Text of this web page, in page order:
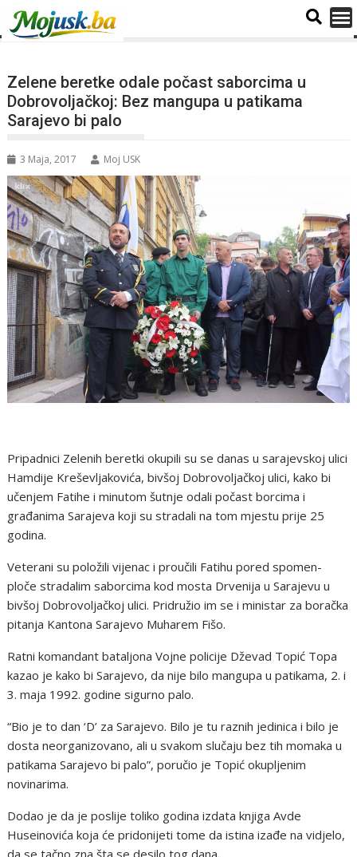
Zelene beretke odale počast saborcima u
Dobrovoljačkoj: Bez mangupa u patikama
Sarajevo bi palo
3 Maja, 2017 Moj USK
Pripadnici Zelenih beretki okupili su se danas u sarajevskoj ulici
Hamdije Kreševljakovića, bivšoj Dobrovoljačkoj ulici, kako bi
učenjem Fatihe i minutom šutnje odali počast borcima i
građanima Sarajeva koji su stradali na tom mjestu prije 25
godina.
Veterani su položili vijenac i proučili Fatihu pored spomen-
ploče stradalim saborcima kod mosta Drvenija u Sarajevu u
bivšoj Dobrovoljačkoj ulici. Pridružio im se i ministar za boračka
pitanja Kantona Sarajevo Muharem Fišo.
Ratni komandant bataljona Vojne policije Dževad Topić Topa
kazao je kako bi Sarajevo, da nije bilo mangupa u patikama, 2. i
3. maja 1992. godine sigurno palo.
“Bio je to dan ‘D’ za Sarajevo. Bilo je tu raznih jedinica i bilo je
dosta neorganizovano, ali u svakom slučaju bez tih momaka u
patikama Sarajevo bi palo”, poručio je Topić okupljenim
novinarima.
Dodao je da je poslije toliko godina izdata knjiga Avde
Huseinovića koja će pridonijeti tome da istina izađe na vidjelo,